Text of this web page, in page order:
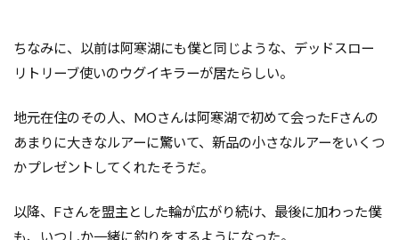
ちなみに、以前は阿寒湖にも僕と同じような、デッドスロー
リトリーブ使いのウグイキラーが居たらしい。
地元在住のその人、MOさんは阿寒湖で初めて会ったFさんの
あまりに大きなルアーに驚いて、新品の小さなルアーをいくつ
かプレゼントしてくれたそうだ。
以降、Fさんを盟主とした輪が広がり続け、最後に加わった僕
も、いつしか一緒に釣りをするようになった。